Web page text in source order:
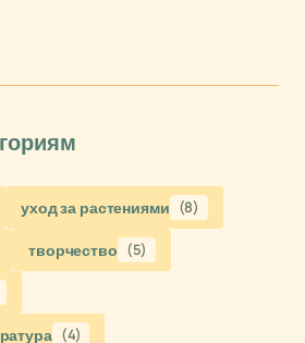
уход за растениями (8)
творчество (5)
(4)